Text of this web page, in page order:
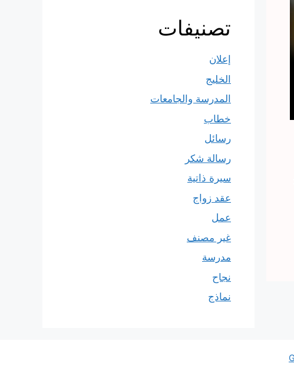
تصنيفات
إعلان
الخليج
المدرسة والجامعات
خطاب
رسائل
رسالة شكر
سيرة ذاتية
عقد زواج
عمل
غير مصنف
مدرسة
نجاح
نماذج